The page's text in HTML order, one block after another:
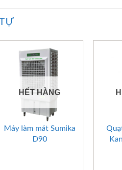
HẾT HÀNG
Máy làm mát Sumika
D90